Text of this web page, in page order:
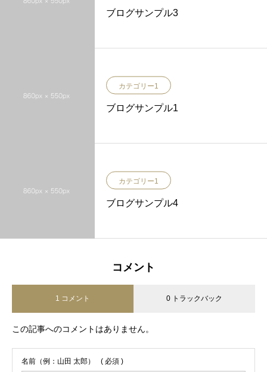
ブログサンプル3
カテゴリー1
ブログサンプル1
カテゴリー1
ブログサンプル4
コメント
1 コメント 0 トラックバック
この記事へのコメントはありません。
名前（例：山田 太郎） ( 必須 )